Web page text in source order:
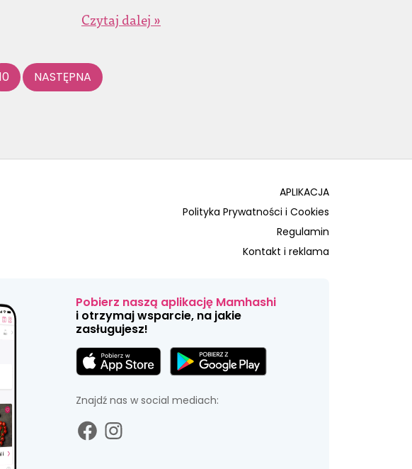
Czytaj dalej »
NASTĘPNA
APLIKACJA
Polityka Prywatności i Cookies
Regulamin
Kontakt i reklama
Pobierz naszą aplikację Mamhashi
i otrzymaj wsparcie, na jakie
zasługujesz!
Znajdź nas w social mediach: